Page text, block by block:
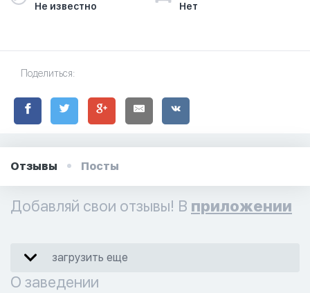
Не известно
Нет
Поделиться:
Отзывы Посты
Добавляй свои отзывы! В приложении
загрузить еще
О заведении